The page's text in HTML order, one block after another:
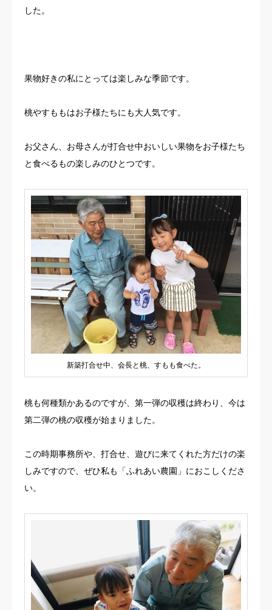
した。
果物好きの私にとっては楽しみな季節です。
桃やすももはお子様たちにも大人気です。
お父さん、お母さんが打合せ中おいしい果物をお子様たち
と食べるもの楽しみのひとつです。
新築打合せ中、会長と桃、すもも食べた。
桃も何種類かあるのですが、第一弾の収穫は終わり、今は
第二弾の桃の収穫が始まりました。
この時期事務所や、打合せ、遊びに来てくれた方だけの楽
しみですので、ぜひ私も「ふれあい農園」におこしくださ
い。
よくある質問